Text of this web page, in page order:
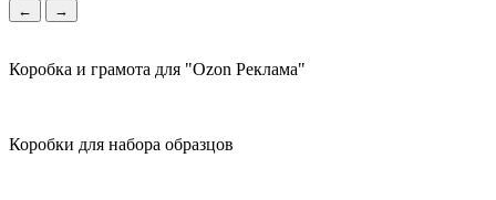
← →
Коробка и грамота для "Ozon Реклама"
Коробки для набора образцов